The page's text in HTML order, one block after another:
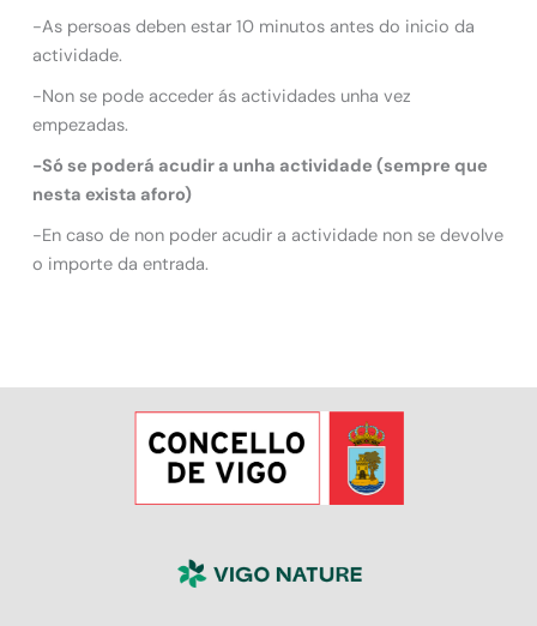
-As persoas deben estar 10 minutos antes do inicio da
actividade.
-Non se pode acceder ás actividades unha vez
empezadas.
-Só se poderá acudir a unha actividade (sempre que
nesta exista aforo)
-En caso de non poder acudir a actividade non se devolve
o importe da entrada.